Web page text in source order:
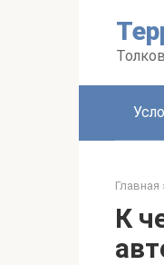
Главная
К